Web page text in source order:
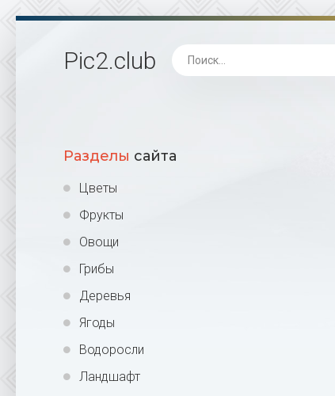
Pic2.club
Разделы сайта
Цветы
Фрукты
Овощи
Грибы
Деревья
Ягоды
Водоросли
Ландшафт